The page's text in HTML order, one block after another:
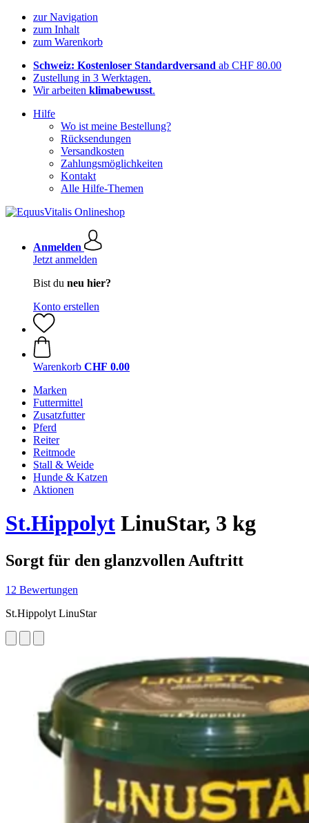
zur Navigation
zum Inhalt
zum Warenkorb
Schweiz: Kostenloser Standardversand ab CHF 80.00
Zustellung in 3 Werktagen.
Wir arbeiten klimabewusst.
Hilfe
Wo ist meine Bestellung?
Rücksendungen
Versandkosten
Zahlungsmöglichkeiten
Kontakt
Alle Hilfe-Themen
Anmelden
Jetzt anmelden
Bist du neu hier?
Konto erstellen
Warenkorb CHF 0.00
Marken
Futtermittel
Zusatzfutter
Pferd
Reiter
Reitmode
Stall & Weide
Hunde & Katzen
Aktionen
St.Hippolyt LinuStar, 3 kg
Sorgt für den glanzvollen Auftritt
12 Bewertungen
St.Hippolyt LinuStar